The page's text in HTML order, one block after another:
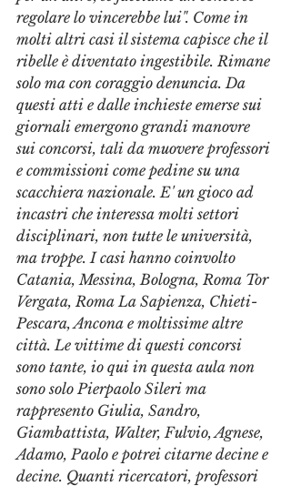
regolare lo vincerebbe lui". Come in
molti altri casi il sistema capisce che il
ribelle è diventato ingestibile. Rimane
solo ma con coraggio denuncia. Da
questi atti e dalle inchieste emerse sui
giornali emergono grandi manovre
sui concorsi, tali da muovere professori
e commissioni come pedine su una
scacchiera nazionale. E' un gioco ad
incastri che interessa molti settori
disciplinari, non tutte le università,
ma troppe. I casi hanno coinvolto
Catania, Messina, Bologna, Roma Tor
Vergata, Roma La Sapienza, Chieti-
Pescara, Ancona e moltissime altre
città. Le vittime di questi concorsi
sono tante, io qui in questa aula non
sono solo Pierpaolo Sileri ma
rappresento Giulia, Sandro,
Giambattista, Walter, Fulvio, Agnese,
Adamo, Paolo e potrei citarne decine e
decine. Quanti ricercatori, professori